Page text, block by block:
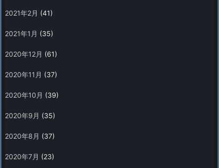
2021年2月 (41)
2021年1月 (35)
2020年12月 (61)
2020年11月 (37)
2020年10月 (39)
2020年9月 (35)
2020年8月 (37)
2020年7月 (23)